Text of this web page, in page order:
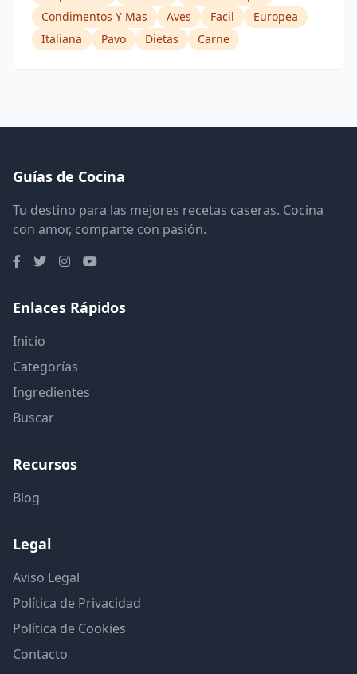
Condimentos Y Mas
Aves Facil
Europea
Italiana
Pavo Dietas Carne
Guías de Cocina
Tu destino para las mejores recetas caseras. Cocina
con amor, comparte con pasión.
Enlaces Rápidos
Inicio
Categorías
Ingredientes
Buscar
Recursos
Blog
Legal
Aviso Legal
Política de Privacidad
Política de Cookies
Contacto